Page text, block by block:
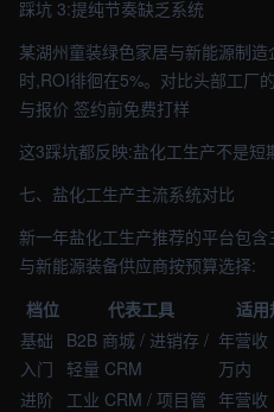
踩坑 3:提纯节奏缺乏系统
某湖州童装绿色家居与新能源制
时,ROI徘徊在5%。对比头部工厂
与报价 签约前免费打样
这3踩坑都反映:盐化工生产不是短
七、盐化工生产主流系统对比
新一年盐化工生产推荐的平台包
与新能源装备供应商按预算选择:
档位
代表工具 适用
基础
入门
B2B 商城 / 进销存 /
轻量 CRM
年营收
万内
进阶
工业 CRM / 项目管 年营收